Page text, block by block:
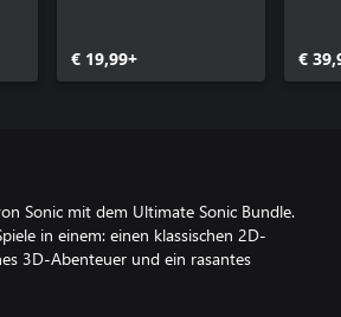
€ 19,99+ €
Sonic mit dem Ultimate Sonic Bundle.
in einem: einen klassischen 2D-
3D-Abenteuer und ein rasantes